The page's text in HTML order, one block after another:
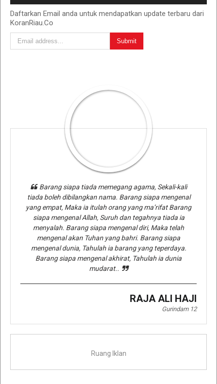
Daftarkan Email anda untuk mendapatkan update terbaru dari
KoranRiau.Co
Barang siapa tiada memegang agama, Sekali-kali
tiada boleh dibilangkan nama. Barang siapa mengenal
yang empat, Maka ia itulah orang yang ma’rifat Barang
siapa mengenal Allah, Suruh dan tegahnya tiada ia
menyalah. Barang siapa mengenal diri, Maka telah
mengenal akan Tuhan yang bahri. Barang siapa
mengenal dunia, Tahulah ia barang yang teperdaya.
Barang siapa mengenal akhirat, Tahulah ia dunia
mudarat..
RAJA ALI HAJI
Gurindam 12
Ruang Iklan